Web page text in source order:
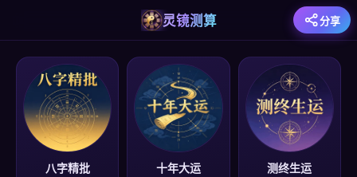
灵镜测算 分享
八字精批 十年大运 测终生运